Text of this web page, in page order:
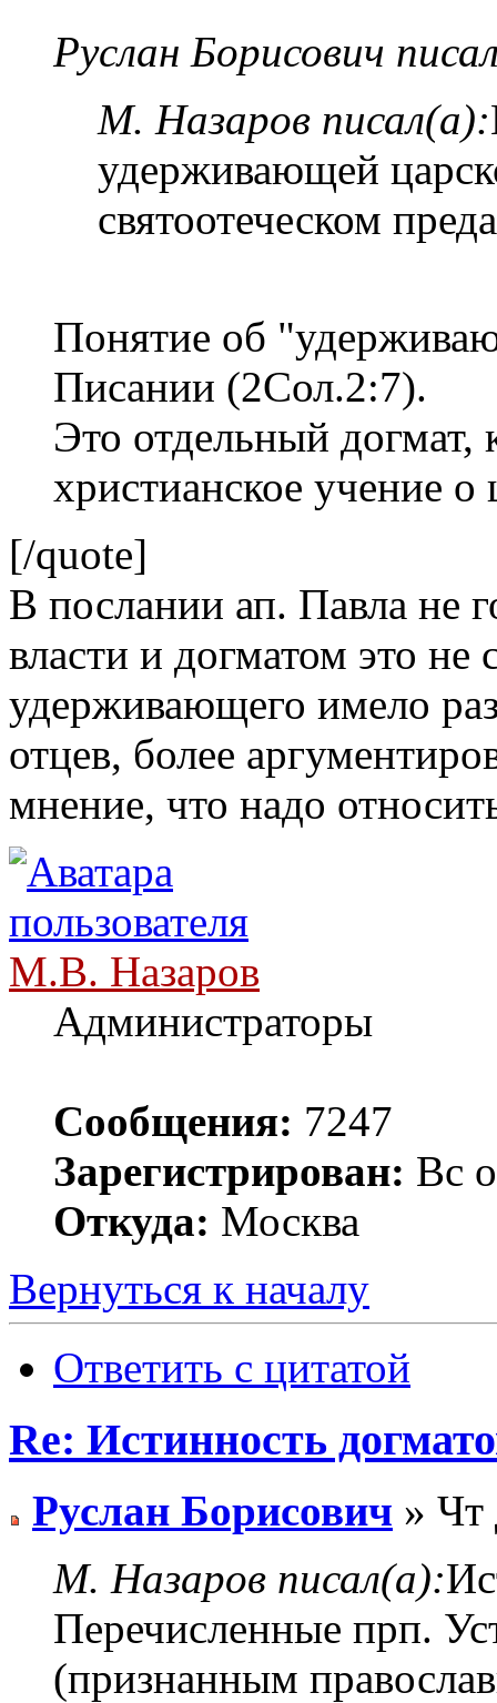
Руслан Борисович
М. Назаров писал(а):
удерживающей
святоотеческом
Понятие об
Писании (2Сол.2:7).
Это отдельный догмат,
христианское учение о
[/quote]
В послании ап. Павла не
власти и догматом это не
удерживающего имело
отцев, более
мнение, что надо
М.В. Назаров
Администраторы
Сообщения: 7247
Зарегистрирован: Вс
Откуда: Москва
Вернуться к началу
Ответить с цитатой
Re: Истинность
Руслан Борисович » Чт
М. Назаров писал(а):
Перечисленные прп.
(признанным